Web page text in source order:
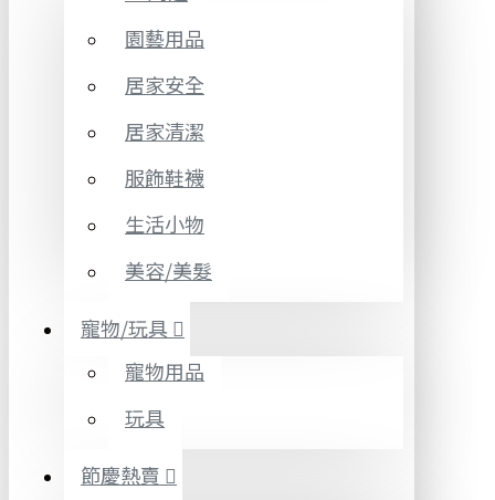
園藝用品
居家安全
居家清潔
服飾鞋襪
生活小物
美容/美髮
寵物/玩具
寵物用品
玩具
節慶熱賣